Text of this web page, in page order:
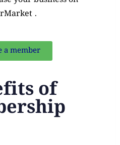
.
a member
of